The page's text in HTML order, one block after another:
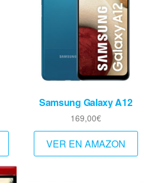
Samsung Galaxy A12
169,00€
VER EN AMAZON